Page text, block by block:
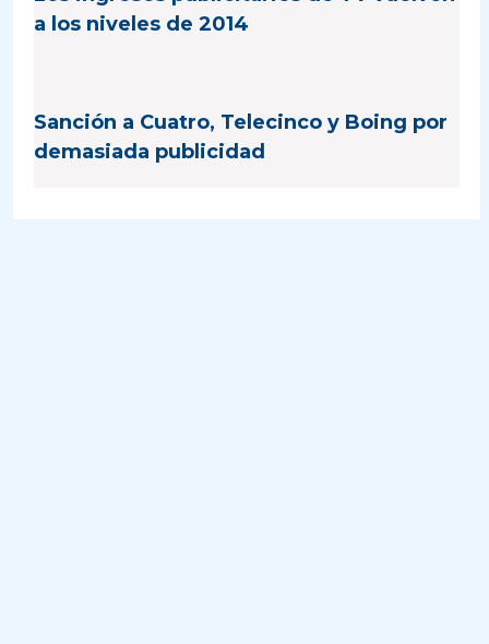
a los niveles de 2014
Sanción a Cuatro, Telecinco y Boing por
demasiada publicidad